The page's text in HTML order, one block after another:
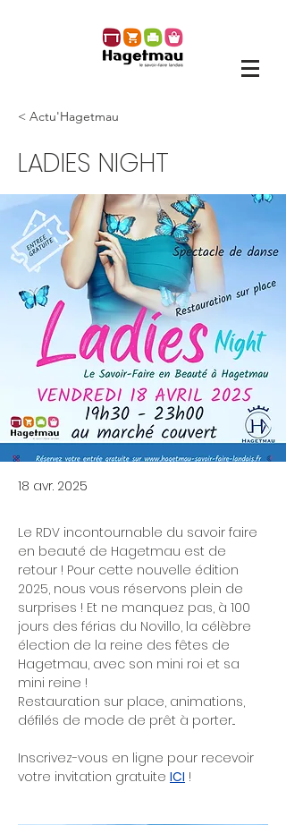
< Actu'Hagetmau
LADIES NIGHT
18 avr. 2025
Le RDV incontournable du savoir faire
en beauté de Hagetmau est de
retour ! Pour cette nouvelle édition
2025, nous vous réservons plein de
surprises ! Et ne manquez pas, à 100
jours des férias du Novillo, la célèbre
élection de la reine des fêtes de
Hagetmau, avec son mini roi et sa
mini reine !
Restauration sur place, animations,
défilés de mode de prêt à porter...
Inscrivez-vous en ligne pour recevoir
votre invitation gratuite ICI !